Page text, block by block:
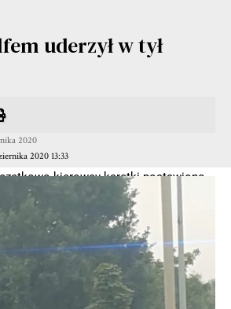
kierowcy karetki postawiono
wypadku ze skutkiem śmiertelnym
niebezpieczeństwa
Mężczyzna nie przyznał się do
składania wyjaśnień. Wyszedł na
prowadzić pojazdów – zabrano mu
uderzył w tył
2020 13:33
2020